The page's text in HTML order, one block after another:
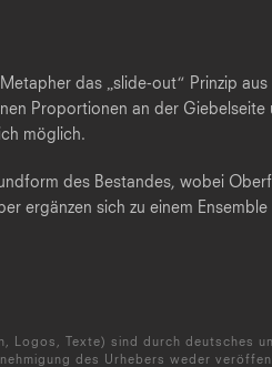
das „slide-out“ Prinzip aus
Proportionen an der Giebelseite
möglich.
des Bestandes, wobei
ergänzen sich zu einem
Logos, Texte) sind durch deutsches
des Urhebers weder